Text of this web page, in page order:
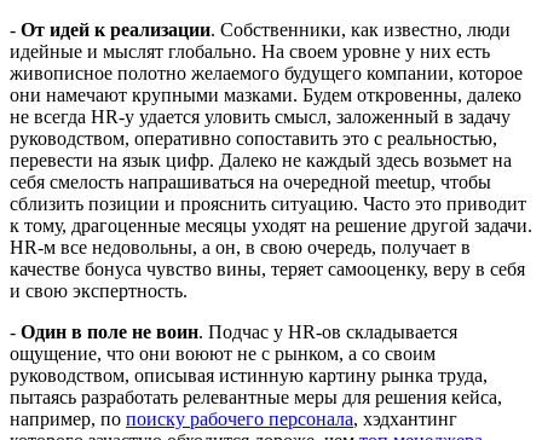
- От идей к реализации. Собственники, как известно, люди
идейные и мыслят глобально. На своем уровне у них есть
живописное полотно желаемого будущего компании, которое
они намечают крупными мазками. Будем откровенны, далеко
не всегда HR-у удается уловить смысл, заложенный в задачу
руководством, оперативно сопоставить это с реальностью,
перевести на язык цифр. Далеко не каждый здесь возьмет на
себя смелость напрашиваться на очередной meetup, чтобы
сблизить позиции и прояснить ситуацию. Часто это приводит
к тому, драгоценные месяцы уходят на решение другой задачи.
HR-м все недовольны, а он, в свою очередь, получает в
качестве бонуса чувство вины, теряет самооценку, веру в себя
и свою экспертность.
- Один в поле не воин. Подчас у HR-ов складывается
ощущение, что они воюют не с рынком, а со своим
руководством, описывая истинную картину рынка труда,
пытаясь разработать релевантные меры для решения кейса,
например, по поиску рабочего персонала, хэдхантинг